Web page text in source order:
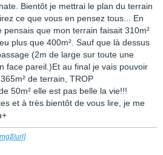
Bientôt je mettrai le plan du terrain
ce que vous en pensez tous... En
que mon terrain faisait 310m²
plus que 400m². Sauf que là dessus
(2m de large sur toute une
face pareil.)Et au final je vais pouvoir
de terrain, TROP
50m² elle est pas belle la vie!!!
et à très bientôt de vous lire, je me
url]